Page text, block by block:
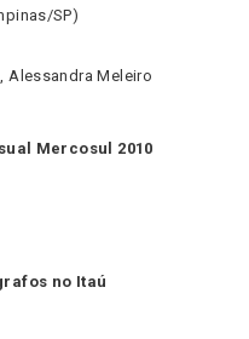
SP)
Alessandra Meleiro
Mercosul 2010
no Itaú